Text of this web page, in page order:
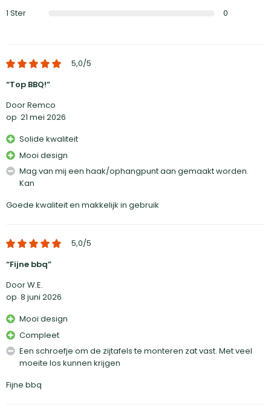
1 Ster 0
5,0/5
Top BBQ!
Door Remco
op 21 mei 2026
Solide kwaliteit
Mooi design
Mag van mij een haak/ophangpunt aan gemaakt worden.
Kan
Goede kwaliteit en makkelijk in gebruik
5,0/5
Fijne bbq
Door W.E.
op 8 juni 2026
Mooi design
Compleet
Een schroefje om de zijtafels te monteren zat vast. Met veel
moeite los kunnen krijgen
Fijne bbq